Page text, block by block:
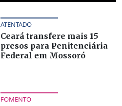
ATENTADO
Ceará transfere mais 15
presos para Penitenciária
Federal em Mossoró
FOMENTO